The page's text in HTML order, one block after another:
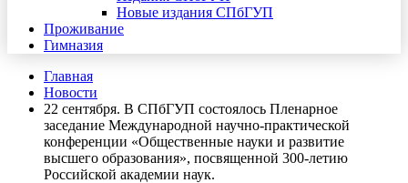
Новые издания СПбГУП
Проживание
Гимназия
Главная
Новости
22 сентября. В СПбГУП состоялось Пленарное
заседание Международной научно-практической
конференции «Общественные науки и развитие
высшего образования», посвященной 300-летию
Российской академии наук.